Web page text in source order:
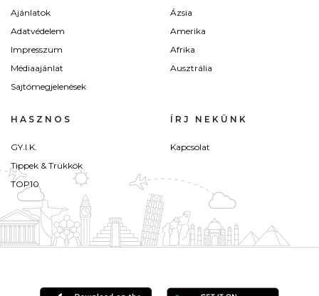
Ajánlatok
Adatvédelem
Impresszum
Médiaajánlat
Sajtómegjelenések
Ázsia
Amerika
Afrika
Ausztrália
HASZNOS
GY.I.K.
Tippek & Trükkök
TOP10
ÍRJ NEKÜNK
Kapcsolat